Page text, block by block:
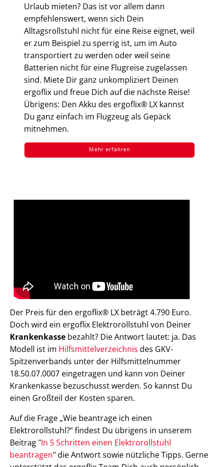
Urlaub mieten? Das ist vor allem dann
empfehlenswert, wenn sich Dein
Alltagsrollstuhl nicht für eine Reise eignet, weil
er zum Beispiel zu sperrig ist, um im Auto
transportiert zu werden oder weil seine
Batterien nicht für eine Flugreise zugelassen
sind. Miete Dir ganz unkompliziert Deinen
ergoflix und freue Dich auf die nächste Reise!
Übrigens: Den Akku des ergoflix® LX kannst
Du ganz einfach im Flugzeug als Gepäck
mitnehmen.
Mehr erfahren
Der Preis für den ergoflix® LX beträgt 4.790 Euro.
Doch wird ein ergoflix Elektrorollstuhl von Deiner
Krankenkasse bezahlt? Die Antwort lautet: ja. Das
Modell ist im Hilfsmittelverzeichnis des GKV-
Spitzenverbands unter der Hilfsmittelnummer
18.50.07.0007 eingetragen und kann von Deiner
Krankenkasse bezuschusst werden. So kannst Du
einen Großteil der Kosten sparen.
Auf die Frage „Wie beantrage ich einen
Elektrorollstuhl?“ findest Du übrigens in unserem
Beitrag "In 5 Schritten einen Elektrorollstuhl
beantragen" die Antwort sowie nützliche Tipps. Gerne